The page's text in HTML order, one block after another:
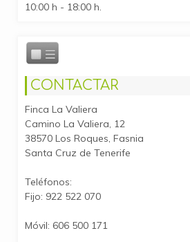
10:00 h - 18:00 h.
CONTACTAR
Finca La Valiera
Camino La Valiera, 12
38570 Los Roques, Fasnia
Santa Cruz de Tenerife
Teléfonos:
Fijo: 922 522 070
Móvil: 606 500 171